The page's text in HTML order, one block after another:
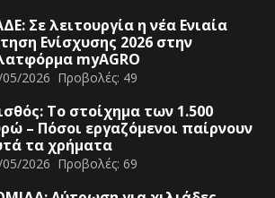
Σε λειτουργία η νέα Ενιαία
Ενίσχυσης 2026 στην
myAGRO
2026 Προβολές: 49
Το στοίχημα των 1.500
– Πόσοι εργαζόμενοι παίρνουν
τα χρήματα
2026 Προβολές: 69